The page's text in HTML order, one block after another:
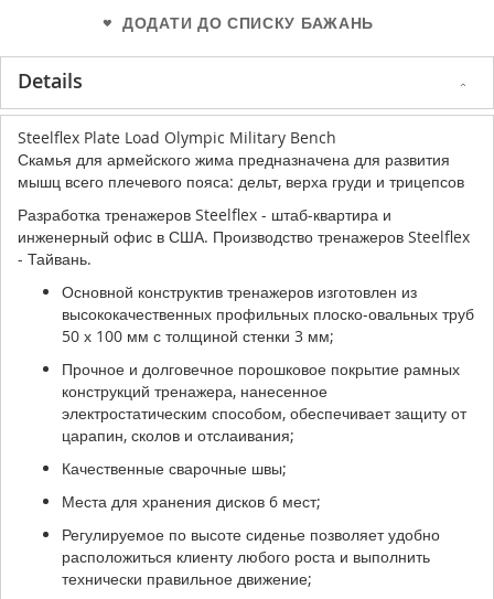
ДОДАТИ ДО СПИСКУ БАЖАНЬ
Details
Steelflex Plate Load Olympic Military Bench
Скамья для армейского жима предназначена для развития
мышц всего плечевого пояса: дельт, верха груди и трицепсов
Разработка тренажеров Steelflex - штаб-квартира и
инженерный офис в США. Производство тренажеров Steelflex
- Тайвань.
Основной конструктив тренажеров изготовлен из
высококачественных профильных плоско-овальных труб
50 х 100 мм с толщиной стенки 3 мм;
Прочное и долговечное порошковое покрытие рамных
конструкций тренажера, нанесенное
электростатическим способом, обеспечивает защиту от
царапин, сколов и отслаивания;
Качественные сварочные швы;
Места для хранения дисков 6 мест;
Регулируемое по высоте сиденье позволяет удобно
расположиться клиенту любого роста и выполнить
технически правильное движение;